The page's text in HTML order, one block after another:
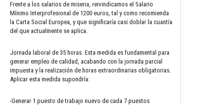
Frente a los salarios de miseria, reivindicamos el Salario
Mínimo Interprofesional de 1200 euros, tal y como recomienda
la Carta Social Europea, y que significaría casi doblar la cuantía
del que actualmente se aplica.
Jornada laboral de 35 horas. Esta medida es fundamental para
generar empleo de calidad, acabando con la jornada parcial
impuesta y la realización de horas extraordinarias obligatorias.
Aplicar esta medida supondría:
-Generar 1 puesto de trabajo nuevo de cada 7 puestos